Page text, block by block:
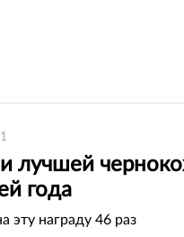
лучшей
года
эту награду 46 раз